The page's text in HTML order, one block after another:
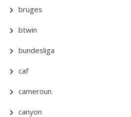
bruges
btwin
bundesliga
caf
cameroun
canyon